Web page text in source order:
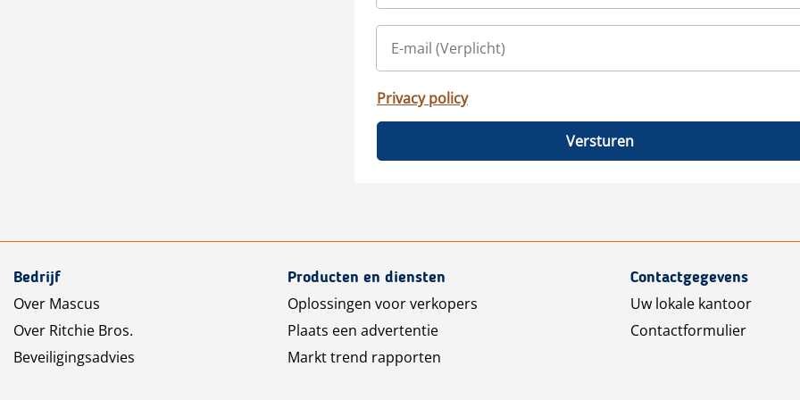
Privacy policy
Versturen
Bedrijf
Over Mascus
Over Ritchie Bros.
Beveiligingsadvies
Producten en diensten
Oplossingen voor verkopers
Plaats een advertentie
Markt trend rapporten
Contactgegevens
Uw lokale kantoor
Contactformulier